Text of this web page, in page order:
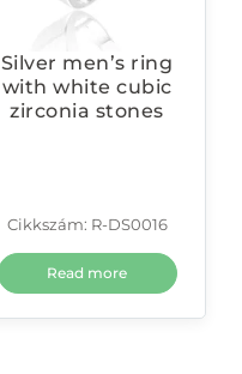
Silver men’s ring
with white cubic
zirconia stones
Cikkszám: R-DS0016
Read more